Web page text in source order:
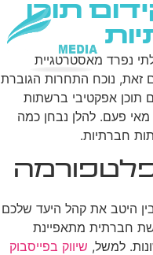
תוכן
נפרד מאסטרטגיית
זאת, נוכח התחרות הגוברת
אפקטיבי ברשתות
פעם. להלן נבחן כמה
חברתיות.
היטב את קהל היעד שלכם
חברתית מתאפיינת
למשל, שיווק בפייסבוק